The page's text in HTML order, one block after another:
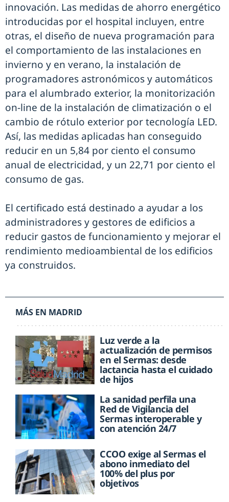
innovación. Las medidas de ahorro energético
introducidas por el hospital incluyen, entre
otras, el diseño de nueva programación para
el comportamiento de las instalaciones en
invierno y en verano, la instalación de
programadores astronómicos y automáticos
para el alumbrado exterior, la monitorización
on-line de la instalación de climatización o el
cambio de rótulo exterior por tecnología LED.
Así, las medidas aplicadas han conseguido
reducir en un 5,84 por ciento el consumo
anual de electricidad, y un 22,71 por ciento el
consumo de gas.
El certificado está destinado a ayudar a los
administradores y gestores de edificios a
reducir gastos de funcionamiento y mejorar el
rendimiento medioambiental de los edificios
ya construidos.
MÁS EN MADRID
Luz verde a la
actualización de permisos
en el Sermas: desde
lactancia hasta el cuidado
de hijos
La sanidad perfila una
Red de Vigilancia del
Sermas interoperable y
con atención 24/7
CCOO exige al Sermas el
abono inmediato del
100% del plus por
objetivos